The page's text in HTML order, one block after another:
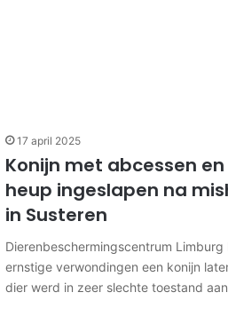
17 april 2025
Konijn met abcessen
heup ingeslapen na
in Susteren
Dierenbeschermingscentrum
ernstige verwondingen een konijn
dier werd in zeer slechte toestand